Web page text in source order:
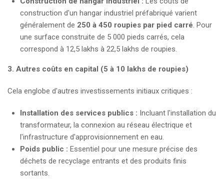
construction d'un hangar industriel préfabriqué varient
généralement de 250 à 450 roupies par pied carré. Pour
une surface construite de 5 000 pieds carrés, cela
correspond à 12,5 lakhs à 22,5 lakhs de roupies.
3. Autres coûts en capital (5 à 10 lakhs de roupies)
Cela englobe d'autres investissements initiaux critiques :
Installation des services publics : Incluant l'installation du
transformateur, la connexion au réseau électrique et
l'infrastructure d'approvisionnement en eau.
Poids public : Essentiel pour une mesure précise des
déchets de recyclage entrants et des produits finis
sortants.